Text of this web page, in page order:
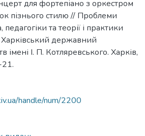
для фортепіано з оркестром
пізнього стилю // Проблеми
та теорії і практики
Харківський державний
імені І. П. Котляревського. Харків,
handle/num/2200